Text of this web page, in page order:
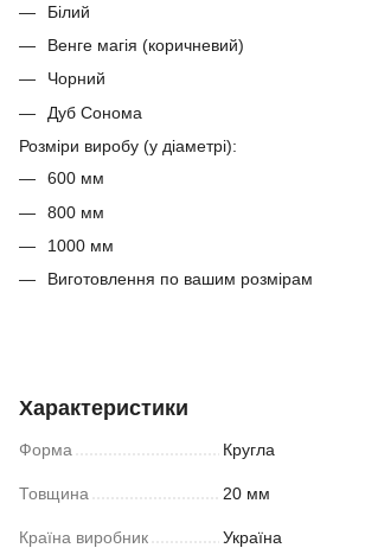
Білий
Венге магія (коричневий)
Чорний
Дуб Сонома
Розміри виробу (у діаметрі):
600 мм
800 мм
1000 мм
Виготовлення по вашим розмірам
Характеристики
Форма Кругла
Товщина 20 мм
Країна виробник Україна